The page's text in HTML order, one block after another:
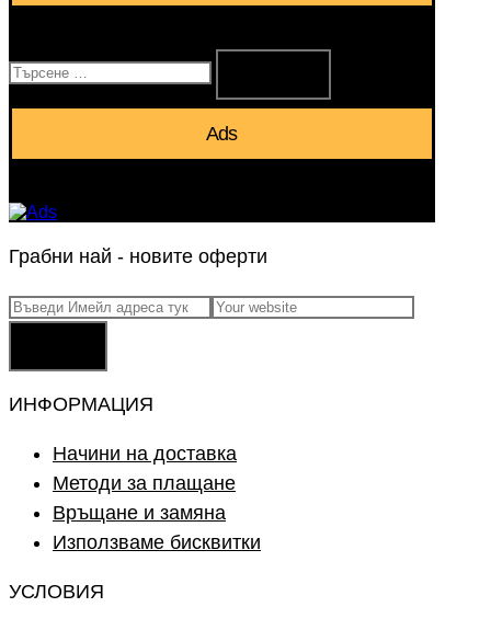
Търсене
за:
Ads
Грабни най - новите оферти
ИНФОРМАЦИЯ
Начини на доставка
Методи за плащане
Връщане и замяна
Използваме бисквитки
УСЛОВИЯ